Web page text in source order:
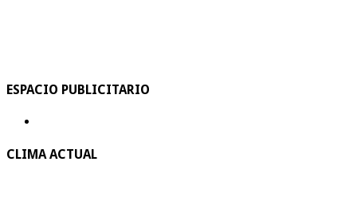
ESPACIO PUBLICITARIO
CLIMA ACTUAL